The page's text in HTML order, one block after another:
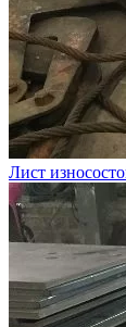
Лист